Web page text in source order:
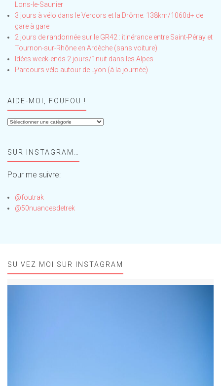
Lons-le-Saunier
3 jours à vélo dans le Vercors et la Drôme: 138km/1060d+ de
gare à gare
2 jours de randonnée sur le GR42 : itinérance entre Saint-Péray et
Tournon-sur-Rhône en Ardèche (sans voiture)
Idées week-ends 2 jours/1nuit dans les Alpes
Parcours vélo autour de Lyon (à la journée)
AIDE-MOI, FOUFOU !
Aide-
!SUR INSTAGRAM…
Pour me suivre:
@foutrak
@50nuancesdetrek
SUIVEZ MOI SUR INSTAGRAM